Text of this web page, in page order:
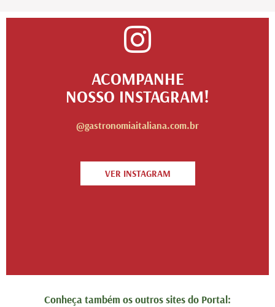
ACOMPANHE
NOSSO INSTAGRAM!
@gastronomiaitaliana.com.br
VER INSTAGRAM
Conheça também os outros sites do Portal: